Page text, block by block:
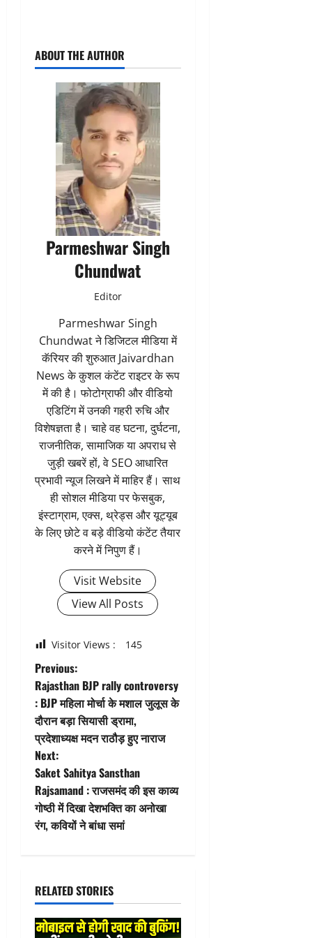
ABOUT THE AUTHOR
Parmeshwar Singh
Chundwat
Editor
Parmeshwar Singh
Chundwat ने डिजिटल मीडिया में
कॅरियर की शुरुआत Jaivardhan
News के कुशल कंटेंट राइटर के रूप
में की है। फोटोग्राफी और वीडियो
एडिटिंग में उनकी गहरी रुचि और
विशेषज्ञता है। चाहे वह घटना, दुर्घटना,
राजनीतिक, सामाजिक या अपराध से
जुड़ी खबरें हों, वे SEO आधारित
प्रभावी न्यूज लिखने में माहिर हैं। साथ
ही सोशल मीडिया पर फेसबुक,
इंस्टाग्राम, एक्स, थ्रेड्स और यूट्यूब
के लिए छोटे व बड़े वीडियो कंटेंट तैयार
करने में निपुण हैं।
Visit Website
View All Posts
Visitor Views : 145
P
o
s
t
n
a
i
g
Previous:
Rajasthan BJP rally controversy
: BJP महिला मोर्चा के मशाल जुलूस के
दौरान बड़ा सियासी ड्रामा,
प्रदेशाध्यक्ष मदन राठौड़ हुए नाराज
Next:
Saket Sahitya Sansthan
Rajsamand : राजसमंद की इस काव्य
गोष्ठी में दिखा देशभक्ति का अनोखा
रंग, कवियों ने बांधा समां
RELATED STORIES